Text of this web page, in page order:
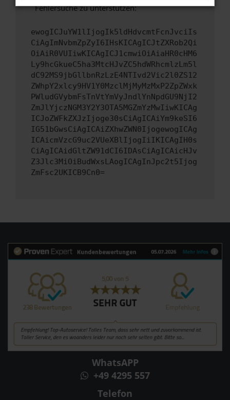
Fehlersuche zu unterstützen:
ewogICJuYW1lIjogIk5ldHdvcmtFcnJvciIs
CiAgImNvbmZpZyI6IHsKICAgICJtZXRob2Qi
OiAiR0VUIiwKICAgICJ1cmwiOiAiaHR0cHM6
Ly9hcGkueC5ha3MtcHJvZC5hdWRhcmlzLm5l
dC92MS9jbGllbnRzLzE4NTIvd2Vic2l0ZS12
ZWhpY2xlcy9HV1Y0MzclMjMyMzMxP2ZpZWxk
PWludGVybmFsTnVtYmVyJndlYnNpdGU9NjI2
ZmJlYjczNGM3Y2Y3OTA5MGZmYzMwIiwKICAg
ICJoZWFkZXJzIjoge30sCiAgICAiYm9keSI6
IG51bGwsCiAgICAiZXhwZWN0IjogewogICAg
ICAicmVzcG9uc2VUeXBlIjogIiIKICAgIH0s
CiAgICAidGltZW91dCI6IDAsCiAgICAicHJv
Z3Jlc3MiOiBudWxsLAogICAgInJpc2t5Ijog
ZmFsc2UKICB9Cn0=
WhatsAPP
+49 4295 557
Telefon